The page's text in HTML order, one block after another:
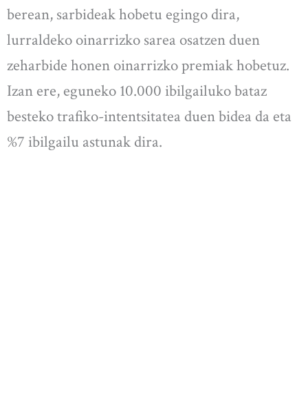
berean, sarbideak hobetu egingo dira,
lurraldeko oinarrizko sarea osatzen duen
zeharbide honen oinarrizko premiak hobetuz.
Izan ere, eguneko 10.000 ibilgailuko bataz
besteko trafiko-intentsitatea duen bidea da eta
%7 ibilgailu astunak dira.